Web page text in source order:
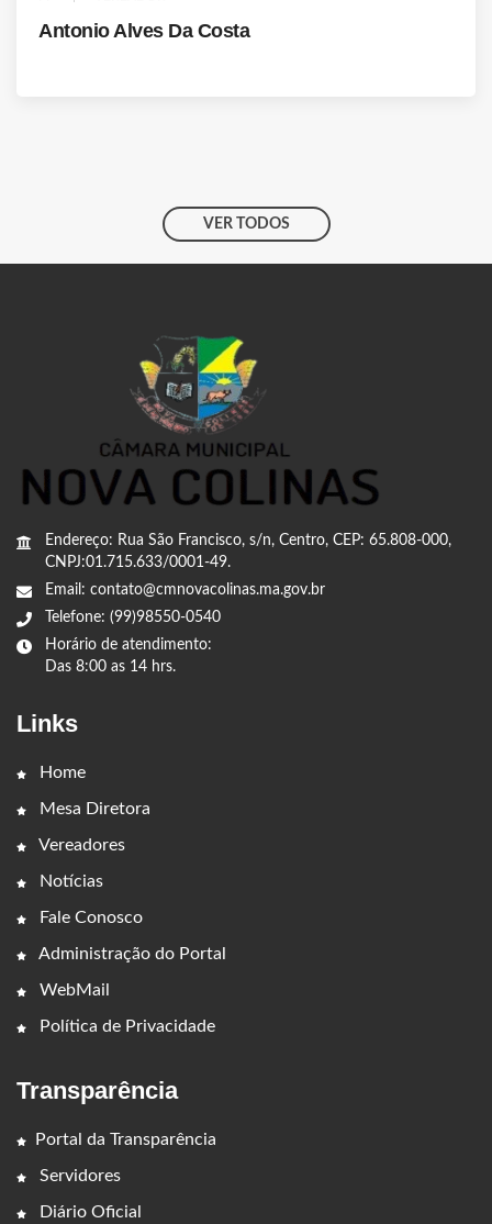
Antonio Alves Da Costa
VER TODOS
Endereço: Rua São Francisco, s/n, Centro, CEP: 65.808-000,
CNPJ:01.715.633/0001-49.
Email: contato@cmnovacolinas.ma.gov.br
Telefone: (99)98550-0540
Horário de atendimento:
Das 8:00 as 14 hrs.
Links
Home
Mesa Diretora
Vereadores
Notícias
Fale Conosco
Administração do Portal
WebMail
Política de Privacidade
Transparência
Portal da Transparência
Servidores
Diário Oficial